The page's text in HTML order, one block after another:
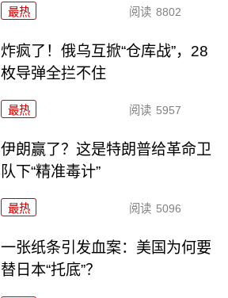
最热 阅读 8802
炸疯了！俄乌互掀“仓库战”，28
枚导弹全拦不住
最热 阅读 5957
伊朗赢了？这是特朗普给革命卫
队下“精准毒计”
最热 阅读 5096
一张纸条引发血案：美国为何要
替日本“托底”？